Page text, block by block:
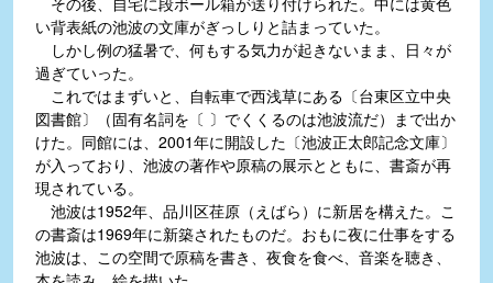
い背表紙の池波の文庫がぎっしりと詰まっていた。
しかし例の猛暑で、何もする気力が起きないまま、日々が
過ぎていった。
これではまずいと、自転車で西浅草にある〔台東区立中央
図書館〕（固有名詞を〔 〕でくくるのは池波流だ）まで出か
けた。同館には、2001年に開設した〔池波正太郎記念文庫〕
が入っており、池波の著作や原稿の展示とともに、書斎が再
現されている。
池波は1952年、品川区荏原（えばら）に新居を構えた。こ
の書斎は1969年に新築されたものだ。おもに夜に仕事をする
池波は、この空間で原稿を書き、夜食を食べ、音楽を聴き、